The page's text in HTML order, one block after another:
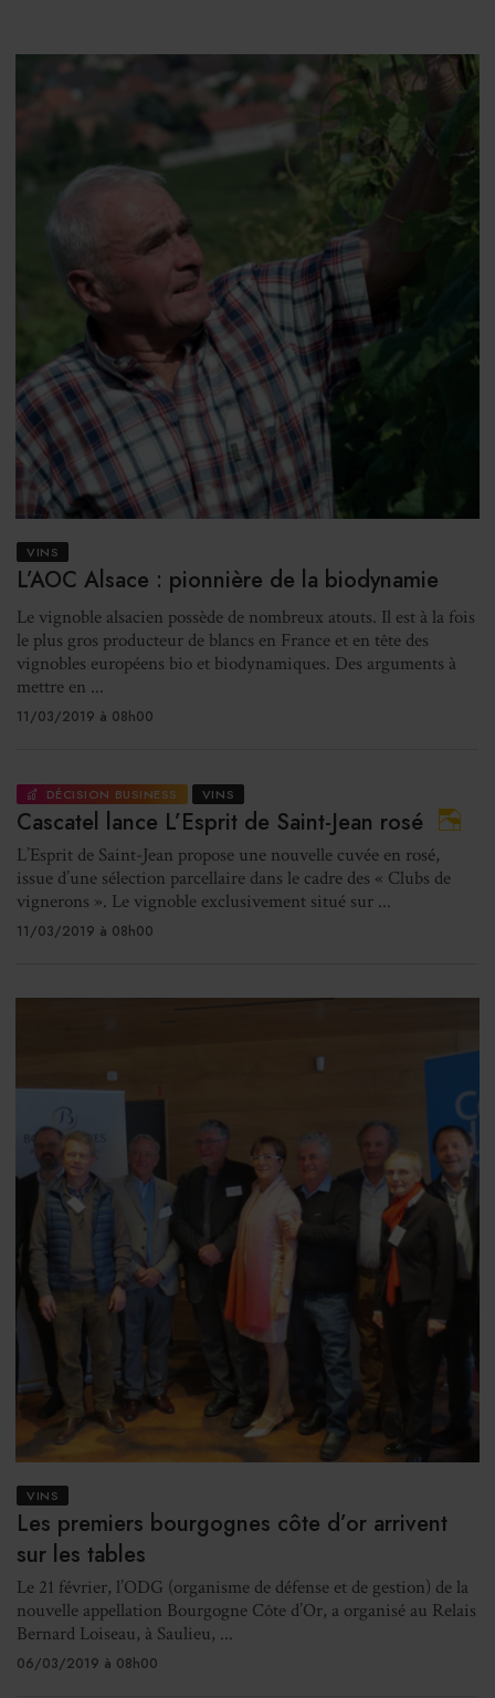
VINS
L’AOC Alsace : pionnière de la biodynamie
Le vignoble alsacien possède de nombreux atouts. Il est à la fois
le plus gros producteur de blancs en France et en tête des
vignobles européens bio et biodynamiques. Des arguments à
mettre en ...
11/03/2019 à 08h00
DÉCISION BUSINESS VINS
Cascatel lance L’Esprit de Saint-Jean rosé
L’Esprit de Saint-Jean propose une nouvelle cuvée en rosé,
issue d’une sélection parcellaire dans le cadre des « Clubs de
vignerons ». Le vignoble exclusivement situé sur ...
11/03/2019 à 08h00
VINS
Les premiers bourgognes côte d’or arrivent
sur les tables
Le 21 février, l’ODG (organisme de défense et de gestion) de la
nouvelle appellation Bourgogne Côte d’Or, a organisé au Relais
Bernard Loiseau, à Saulieu, ...
06/03/2019 à 08h00